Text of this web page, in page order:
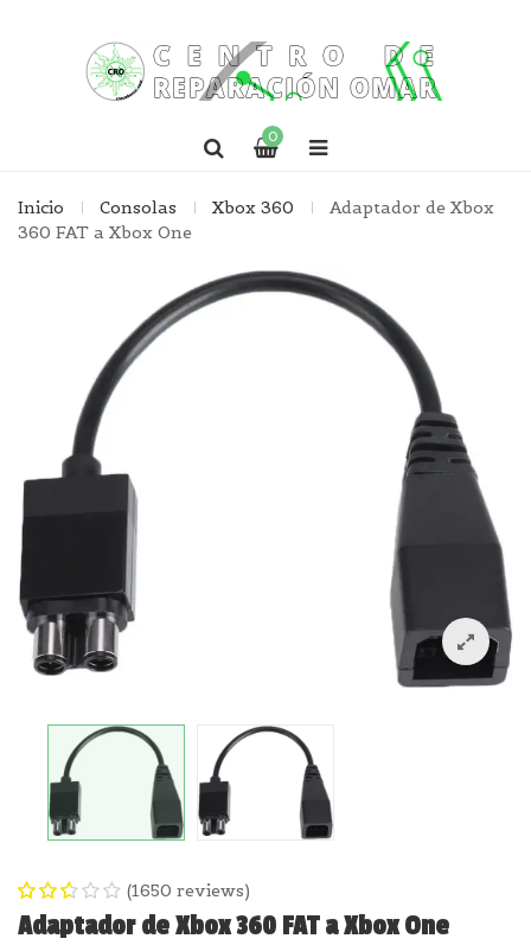
0
Inicio Consolas Xbox 360
Adaptador de Xbox
360 FAT a Xbox One
2.59
5
1605
(1650 reviews)
Adaptador de Xbox 360 FAT a Xbox One